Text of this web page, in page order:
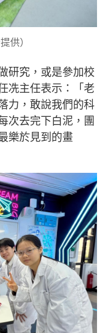
供）
研究，或是參加校
冼主任表示：「老
力，敢說我們的科
次去完下白泥，團
樂於見到的畫